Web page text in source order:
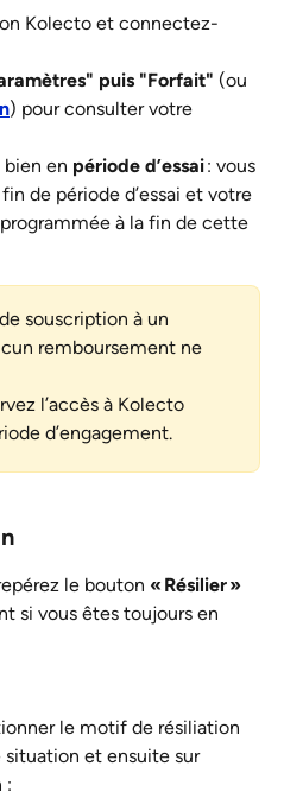
Kolecto et connectez-
puis "Forfait" (ou
) pour consulter votre
en période d’essai : vous
de période d’essai et votre
à la fin de cette
souscription à un
remboursement ne
l’accès à Kolecto
d’engagement.
le bouton « Résilier »
si vous êtes toujours en
le motif de résiliation
situation et ensuite sur
: